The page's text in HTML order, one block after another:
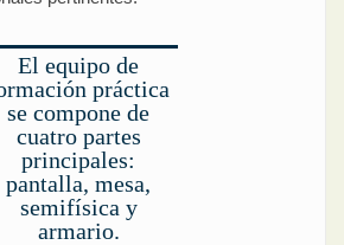
El equipo de
práctica
se compone de
cuatro partes
principales:
pantalla, mesa,
semifísica y
armario.